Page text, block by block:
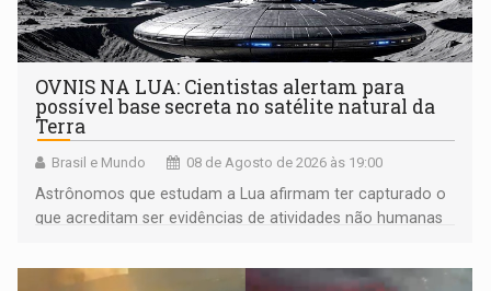
OVNIS NA LUA: Cientistas alertam para
possível base secreta no satélite natural da
Terra
Brasil e Mundo 08 de Agosto de 2026 às 19:00
Astrônomos que estudam a Lua afirmam ter capturado o
que acreditam ser evidências de atividades não humanas
órbita